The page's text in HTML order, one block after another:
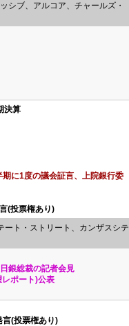
シブ、アルコア、チャールズ・
決算
に1度の議会証言、上院銀行委
(投票権あり)
ート・ストリート、カンザスシテ
銀総裁の記者会見
レポート)公表
言(投票権あり)